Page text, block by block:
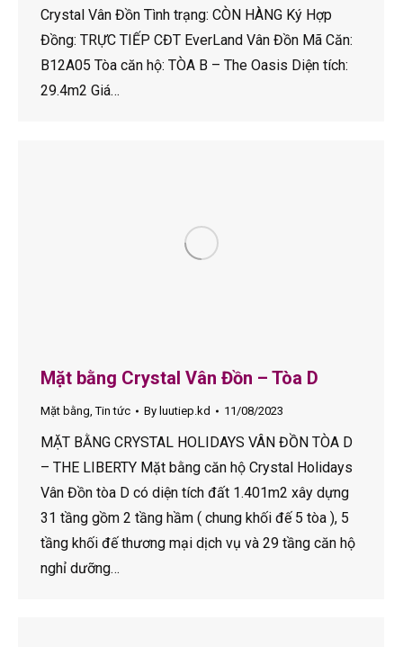
Crystal Vân Đồn Tình trạng: CÒN HÀNG Ký Hợp
Đồng: TRỰC TIẾP CĐT EverLand Vân Đồn Mã Căn:
B12A05 Tòa căn hộ: TÒA B – The Oasis Diện tích:
29.4m2 Giá…
Mặt bằng Crystal Vân Đồn – Tòa D
Mặt bằng,Tin tức By luutiep.kd 11/08/2023
MẶT BẰNG CRYSTAL HOLIDAYS VÂN ĐỒN TÒA D
– THE LIBERTY Mặt bằng căn hộ Crystal Holidays
Vân Đồn tòa D có diện tích đất 1.401m2 xây dựng
31 tầng gồm 2 tầng hầm ( chung khối đế 5 tòa ), 5
tầng khối đế thương mại dịch vụ và 29 tầng căn hộ
nghỉ dưỡng…